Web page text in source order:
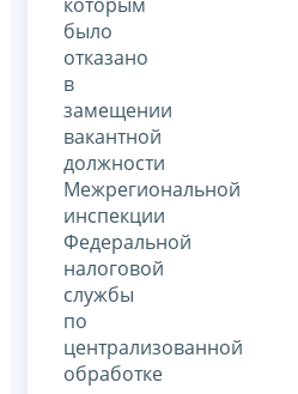
было
отказано
в
замещении
вакантной
должности
Межрегиональной
инспекции
Федеральной
налоговой
службы
по
централизованной
обработке